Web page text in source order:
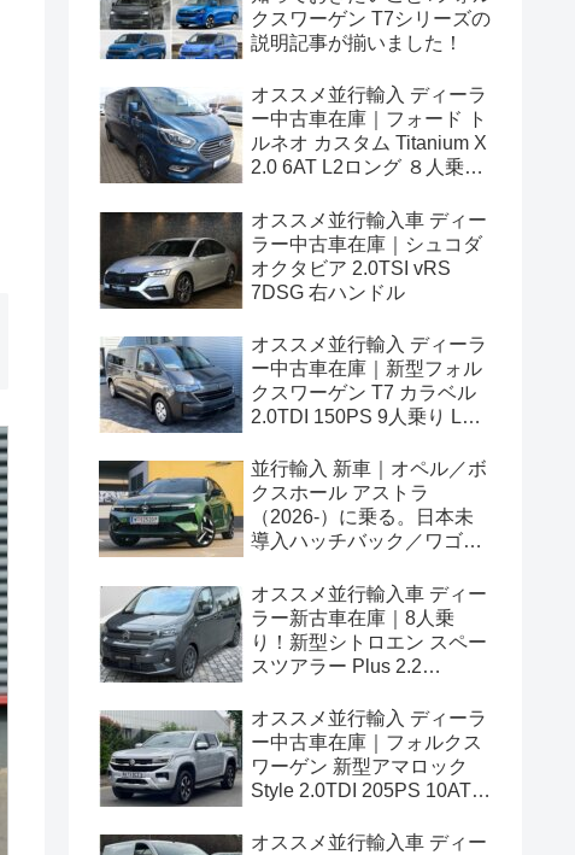
クスワーゲン T7シリーズの
説明記事が揃いました！
オススメ並行輸入 ディーラ
ー中古車在庫｜フォード ト
ルネオ カスタム Titanium X
2.0 6AT L2ロング ８人乗り
オススメ並行輸入車 ディー
ラー中古車在庫｜シュコダ
オクタビア 2.0TSI vRS
7DSG 右ハンドル
オススメ並行輸入 ディーラ
ー中古車在庫｜新型フォル
クスワーゲン T7 カラベル
2.0TDI 150PS 9人乗り LWB
並行輸入 新車｜オペル／ボ
クスホール アストラ
（2026-）に乗る。日本未
導入ハッチバック／ワゴン
情報。
オススメ並行輸入車 ディー
ラー新古車在庫｜8人乗
り！新型シトロエン スペー
スツアラー Plus 2.2
ドル
オススメ並行輸入 ディーラ
ー中古車在庫｜フォルクス
ワーゲン 新型アマロック
Style 2.0TDI 205PS 10AT
オススメ並行輸入車 ディー